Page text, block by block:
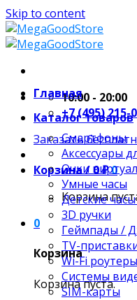
Skip to content
10:00 - 20:00
+7 (495) 215-
Заказать
Корзина /0₽0
Корзина
0
Корзина
Корзина пуста.
Главная
Каталог товаров
Смартфоны
Аксессуары
Очки
Умные часы
Детские часы
3D ручки
Геймпады /
TV-
Wi-Fi
Системы
SIM-карты